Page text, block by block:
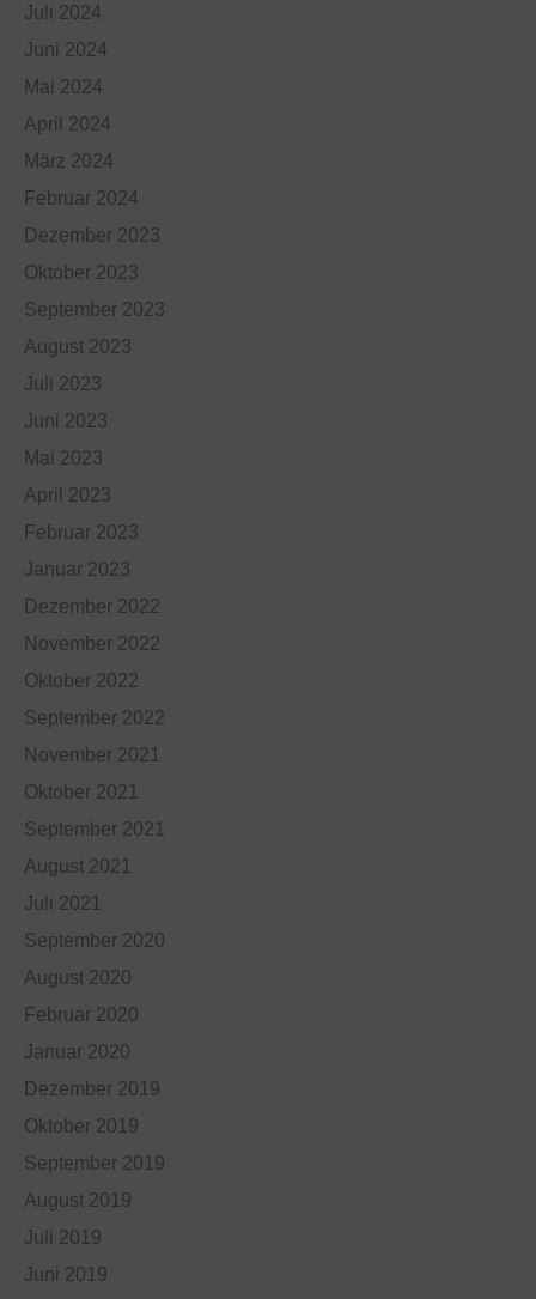
Juli 2024
Juni 2024
Mai 2024
April 2024
März 2024
Februar 2024
Dezember 2023
Oktober 2023
September 2023
August 2023
Juli 2023
Juni 2023
Mai 2023
April 2023
Februar 2023
Januar 2023
Dezember 2022
November 2022
Oktober 2022
September 2022
November 2021
Oktober 2021
September 2021
August 2021
Juli 2021
September 2020
August 2020
Februar 2020
Januar 2020
Dezember 2019
Oktober 2019
September 2019
August 2019
Juli 2019
Juni 2019